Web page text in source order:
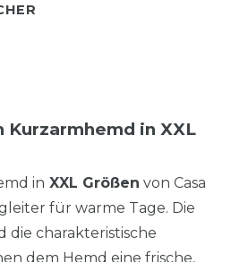
Kurzarmhemd in XXL
in XXL Größen von Casa
für warme Tage. Die
die charakteristische
dem Hemd eine frische,